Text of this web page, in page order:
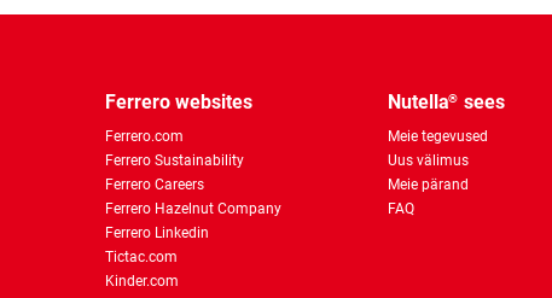
Ferrero websites
Ferrero.com
Ferrero Sustainability
Ferrero Careers
Ferrero Hazelnut Company
Ferrero Linkedin
Tictac.com
Kinder.com
Nutella® sees
Meie tegevused
Uus välimus
Meie pärand
FAQ